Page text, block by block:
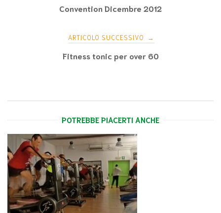
Convention Dicembre 2012
ARTICOLO SUCCESSIVO →
Fitness tonic per over 60
POTREBBE PIACERTI ANCHE